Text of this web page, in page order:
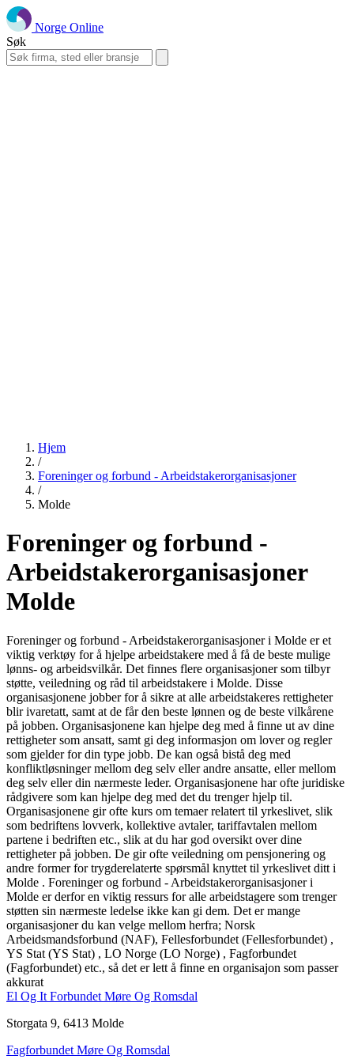
Norge Online
Søk
Hjem
/
Foreninger og forbund - Arbeidstakerorganisasjoner
/
Molde
Foreninger og forbund -
Arbeidstakerorganisasjoner
Molde
Foreninger og forbund - Arbeidstakerorganisasjoner i Molde er et
viktig verktøy for å hjelpe arbeidstakere med å få de beste mulige
lønns- og arbeidsvilkår. Det finnes flere organisasjoner som tilbyr
støtte, veiledning og råd til arbeidstakere i Molde. Disse
organisasjonene jobber for å sikre at alle arbeidstakeres rettigheter
blir ivaretatt, samt at de får den beste lønnen og de beste vilkårene
på jobben. Organisasjonene kan hjelpe deg med å finne ut av dine
rettigheter som ansatt, samt gi deg informasjon om lover og regler
som gjelder for din type jobb. De kan også bistå deg med
konfliktløsninger mellom deg selv eller andre ansatte, eller mellom
deg selv eller din nærmeste leder. Organisasjonene har ofte juridiske
rådgivere som kan hjelpe deg med det du trenger hjelp til.
Organisasjonene gir ofte kurs om temaer relatert til yrkeslivet, slik
som bedriftens lovverk, kollektive avtaler, tariffavtalen mellom
partene i bedriften etc., slik at du har god oversikt over dine
rettigheter på jobben. De gir ofte veiledning om pensjonering og
andre former for trygderelaterte spørsmål knyttet til yrkeslivet ditt i
Molde . Foreninger og forbund - Arbeidstakerorganisasjoner i
Molde er derfor en viktig ressurs for alle arbeidstagere som trenger
støtten sin nærmeste ledelse ikke kan gi dem. Det er mange
organisasjoner du kan velge mellom herfra; Norsk
Arbeidsmandsforbund (NAF), Fellesforbundet (Fellesforbundet) ,
YS Stat (YS Stat) , LO Norge (LO Norge) , Fagforbundet
(Fagforbundet) etc., så det er lett å finne en organisajon som passer
akkurat
El Og It Forbundet Møre Og Romsdal
Storgata 9, 6413 Molde
Fagforbundet Møre Og Romsdal